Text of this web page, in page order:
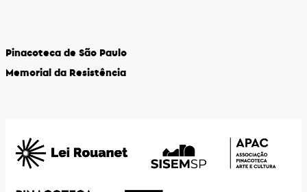
Pinacoteca de São Paulo
Memorial da Resistência